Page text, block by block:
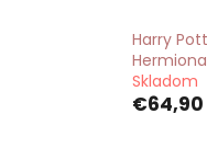
Harry
Hermiona
Skladom
€64,90